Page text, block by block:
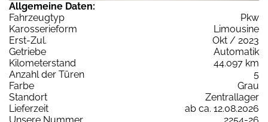
Allgemeine Daten:
Fahrzeugtyp
Pkw
Karosserieform
Limousine
Erst-Zul.
Okt / 2023
Getriebe
Automatik
Kilometerstand
44.097 km
Anzahl der Türen
5
Farbe
Grau
Standort
Zentrallager
Lieferzeit
ab ca. 12.08.2026